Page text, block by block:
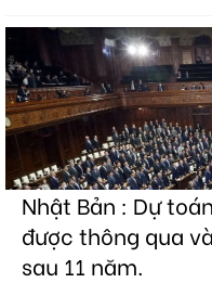
Nhật Bản : Dự
được thông qua
sau 11 năm.